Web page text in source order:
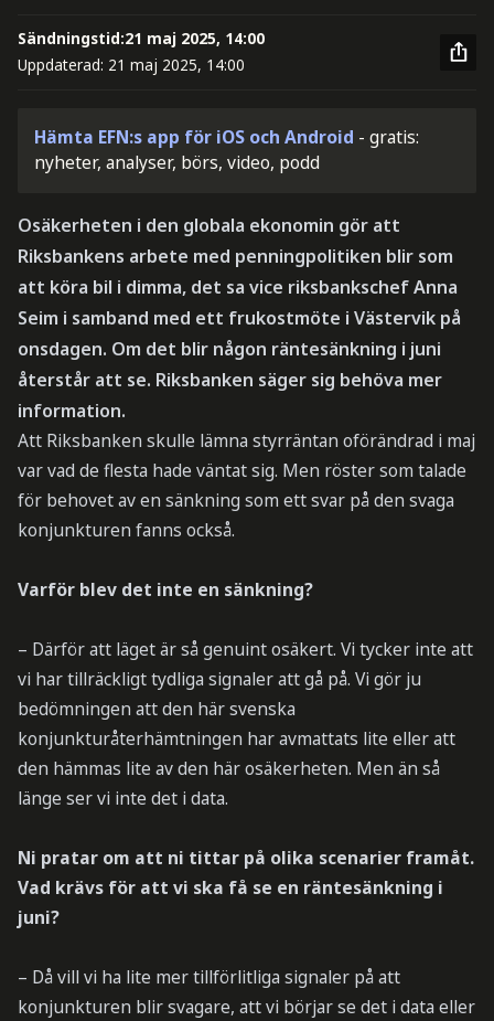
Sändningstid:21 maj 2025, 14:00
Uppdaterad: 21 maj 2025, 14:00
Hämta EFN:s app för iOS och Android - gratis:
nyheter, analyser, börs, video, podd
Osäkerheten i den globala ekonomin gör att
Riksbankens arbete med penningpolitiken blir som
att köra bil i dimma, det sa vice riksbankschef Anna
Seim i samband med ett frukostmöte i Västervik på
onsdagen. Om det blir någon räntesänkning i juni
återstår att se. Riksbanken säger sig behöva mer
information.
Att Riksbanken skulle lämna styrräntan oförändrad i maj
var vad de flesta hade väntat sig. Men röster som talade
för behovet av en sänkning som ett svar på den svaga
konjunkturen fanns också.
Varför blev det inte en sänkning?
– Därför att läget är så genuint osäkert. Vi tycker inte att
vi har tillräckligt tydliga signaler att gå på. Vi gör ju
bedömningen att den här svenska
konjunkturåterhämtningen har avmattats lite eller att
den hämmas lite av den här osäkerheten. Men än så
länge ser vi inte det i data.
Ni pratar om att ni tittar på olika scenarier framåt.
Vad krävs för att vi ska få se en räntesänkning i
juni?
– Då vill vi ha lite mer tillförlitliga signaler på att
konjunkturen blir svagare, att vi börjar se det i data eller